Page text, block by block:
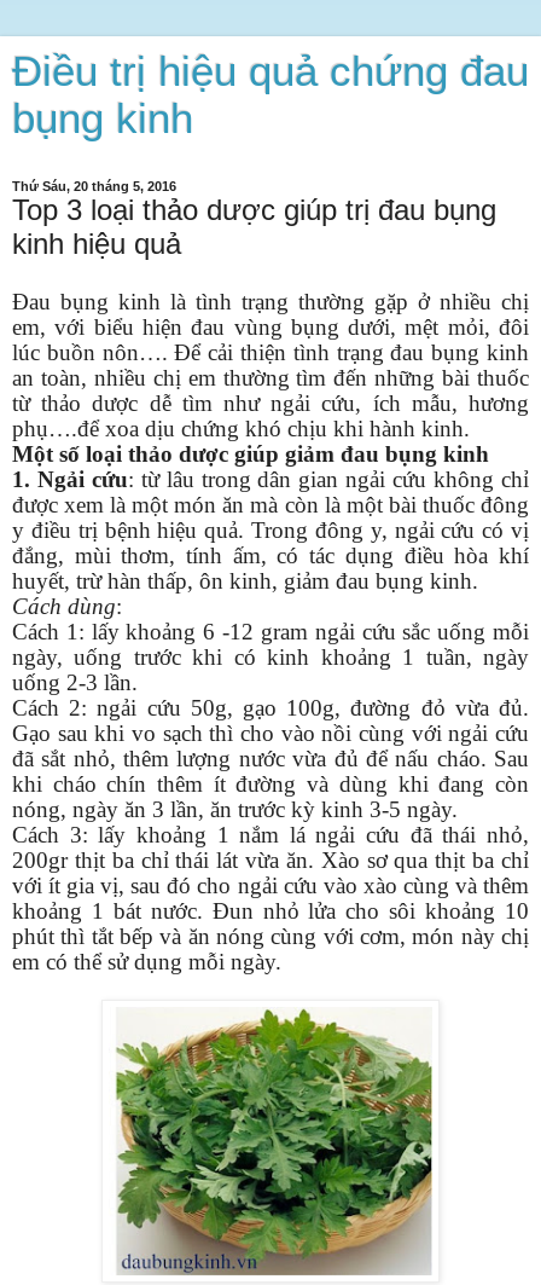
Điều trị hiệu quả chứng đau
bụng kinh
Thứ Sáu, 20 tháng 5, 2016
Top 3 loại thảo dược giúp trị đau bụng
kinh hiệu quả
Đau bụng kinh là tình trạng thường gặp ở nhiều chị
em, với biểu hiện đau vùng bụng dưới, mệt mỏi, đôi
lúc buồn nôn…. Để cải thiện tình trạng đau bụng kinh
an toàn, nhiều chị em thường tìm đến những bài thuốc
từ thảo dược dễ tìm như ngải cứu, ích mẫu, hương
phụ….để xoa dịu chứng khó chịu khi hành kinh.
Một số loại thảo dược giúp giảm đau bụng kinh
1. Ngải cứu: từ lâu trong dân gian ngải cứu không chỉ
được xem là một món ăn mà còn là một bài thuốc đông
y điều trị bệnh hiệu quả. Trong đông y, ngải cứu có vị
đắng, mùi thơm, tính ấm, có tác dụng điều hòa khí
huyết, trừ hàn thấp, ôn kinh, giảm đau bụng kinh.
Cách dùng:
Cách 1: lấy khoảng 6 -12 gram ngải cứu sắc uống mỗi
ngày, uống trước khi có kinh khoảng 1 tuần, ngày
uống 2-3 lần.
Cách 2: ngải cứu 50g, gạo 100g, đường đỏ vừa đủ.
Gạo sau khi vo sạch thì cho vào nồi cùng với ngải cứu
đã sắt nhỏ, thêm lượng nước vừa đủ để nấu cháo. Sau
khi cháo chín thêm ít đường và dùng khi đang còn
nóng, ngày ăn 3 lần, ăn trước kỳ kinh 3-5 ngày.
Cách 3: lấy khoảng 1 nắm lá ngải cứu đã thái nhỏ,
200gr thịt ba chỉ thái lát vừa ăn. Xào sơ qua thịt ba chỉ
với ít gia vị, sau đó cho ngải cứu vào xào cùng và thêm
khoảng 1 bát nước. Đun nhỏ lửa cho sôi khoảng 10
phút thì tắt bếp và ăn nóng cùng với cơm, món này chị
em có thể sử dụng mỗi ngày.